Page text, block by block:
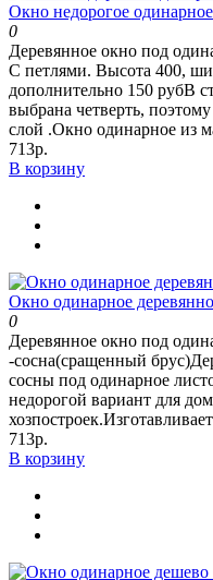
Окно недорогое
0
Деревянное окно под
С петлями. Высота 400,
дополнительно 150 рубВ
выбрана четверть,
слой .Окно одинарное из
713р.
В корзину
Окно одинарное
0
Деревянное окно под
-сосна(сращенный
сосны под одинарное
недорогой вариант для
713р.
В корзину